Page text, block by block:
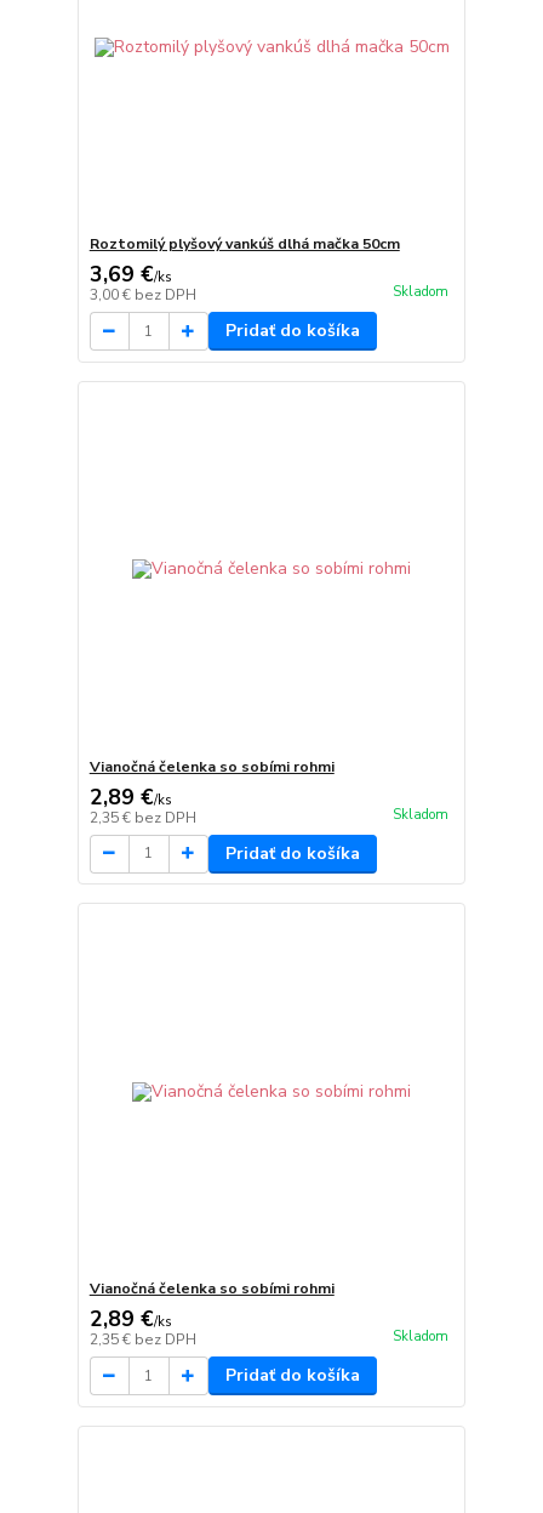
Roztomilý plyšový vankúš dlhá mačka 50cm
3,69 €/ks
3,00 € bez DPH Skladom
Pridať do košíka
Vianočná čelenka so sobími rohmi
2,89 €/ks
2,35 € bez DPH Skladom
Pridať do košíka
Vianočná čelenka so sobími rohmi
2,89 €/ks
2,35 € bez DPH Skladom
Pridať do košíka